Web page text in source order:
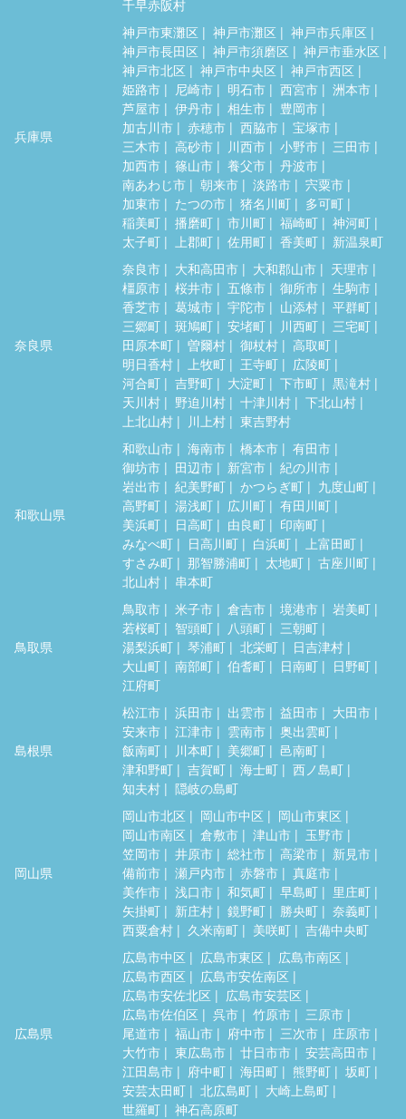
千早赤阪村
兵庫県
神戸市東灘区 神戸市灘区
神戸市兵庫区
神戸市長田区
神戸市須磨区
神戸市垂水区
神戸市北区
神戸市中央区
神戸市西区
姫路市
尼崎市 明石市 西宮市
洲本市
芦屋市
伊丹市 相生市
豊岡市
加古川市
赤穂市 西脇市
宝塚市
三木市
高砂市 川西市 小野市
三田市
加西市
篠山市 養父市
丹波市
南あわじ市
朝来市 淡路市
宍粟市
加東市
たつの市 猪名川町
多可町
稲美町
播磨町 市川町 福崎町
神河町
太子町
上郡町 佐用町 香美町 新温泉町
奈良県
奈良市 大和高田市 大和郡山市
天理市
橿原市
桜井市 五條市 御所市
生駒市
香芝市
葛城市 宇陀市 山添村
平群町
三郷町
斑鳩町 安堵町 川西町
三宅町
田原本町
曽爾村 御杖村
高取町
明日香村
上牧町 王寺町
広陵町
河合町
吉野町 大淀町 下市町
黒滝村
天川村
野迫川村 十津川村
下北山村
上北山村
川上村 東吉野村
和歌山県
和歌山市 海南市 橋本市
有田市
御坊市
田辺市 新宮市
紀の川市
岩出市
紀美野町 かつらぎ町
九度山町
高野町
湯浅町 広川町
有田川町
美浜町
日高町 由良町
印南町
みなべ町
日高川町 白浜町
上富田町
すさみ町
那智勝浦町 太地町
古座川町
北山村
串本町
鳥取県
鳥取市 米子市 倉吉市 境港市
岩美町
若桜町
智頭町 八頭町
三朝町
湯梨浜町
琴浦町 北栄町
日吉津村
大山町
南部町 伯耆町 日南町
日野町
江府町
島根県
松江市 浜田市 出雲市 益田市
大田市
安来市
江津市 雲南市
奥出雲町
飯南町
川本町 美郷町
邑南町
津和野町
吉賀町 海士町
西ノ島町
知夫村
隠岐の島町
岡山県
岡山市北区 岡山市中区
岡山市東区
岡山市南区
倉敷市 津山市
玉野市
笠岡市
井原市 総社市 高梁市
新見市
備前市
瀬戸内市 赤磐市
真庭市
美作市
浅口市 和気町 早島町
里庄町
矢掛町
新庄村 鏡野町 勝央町
奈義町
西粟倉村
久米南町 美咲町 吉備中央町
広島県
広島市中区 広島市東区
広島市南区
広島市西区
広島市安佐南区
広島市安佐北区
広島市安芸区
広島市佐伯区
呉市 竹原市
三原市
尾道市
福山市 府中市 三次市
庄原市
大竹市
東広島市 廿日市市
安芸高田市
江田島市
府中町 海田町 熊野町
坂町
安芸太田町
北広島町
大崎上島町
世羅町
神石高原町